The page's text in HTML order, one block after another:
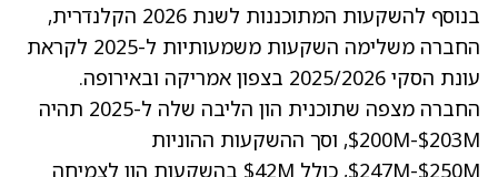
בנוסף להשקעות המתוכננות לשנת 2026 הקלנדרית,
החברה משלימה השקעות משמעותיות ל-2025 לקראת
עונת הסקי 2025/2026 בצפון אמריקה ובאירופה.
החברה מצפה שתוכנית הון הליבה שלה ל-2025 תהיה
$200M-$203M, וסך ההשקעות ההוניות
$247M-$250M, כולל $42M בהשקעות הון לצמיחה